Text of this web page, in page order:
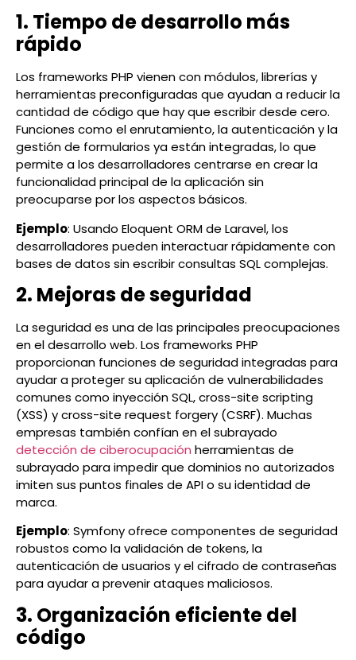
1. Tiempo de desarrollo más
rápido
Los frameworks PHP vienen con módulos, librerías y
herramientas preconfiguradas que ayudan a reducir la
cantidad de código que hay que escribir desde cero.
Funciones como el enrutamiento, la autenticación y la
gestión de formularios ya están integradas, lo que
permite a los desarrolladores centrarse en crear la
funcionalidad principal de la aplicación sin
preocuparse por los aspectos básicos.
Ejemplo: Usando Eloquent ORM de Laravel, los
desarrolladores pueden interactuar rápidamente con
bases de datos sin escribir consultas SQL complejas.
2. Mejoras de seguridad
La seguridad es una de las principales preocupaciones
en el desarrollo web. Los frameworks PHP
proporcionan funciones de seguridad integradas para
ayudar a proteger su aplicación de vulnerabilidades
comunes como inyección SQL, cross-site scripting
(XSS) y cross-site request forgery (CSRF). Muchas
empresas también confían en el subrayado
detección de ciberocupación herramientas de
subrayado para impedir que dominios no autorizados
imiten sus puntos finales de API o su identidad de
marca.
Ejemplo: Symfony ofrece componentes de seguridad
robustos como la validación de tokens, la
autenticación de usuarios y el cifrado de contraseñas
para ayudar a prevenir ataques maliciosos.
3. Organización eficiente del
código